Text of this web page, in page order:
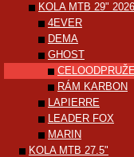
KOLA MTB 29" 2026
4EVER
DEMA
GHOST
RÁM KARBON
LAPIERRE
LEADER FOX
MARIN
KOLA MTB 27.5"